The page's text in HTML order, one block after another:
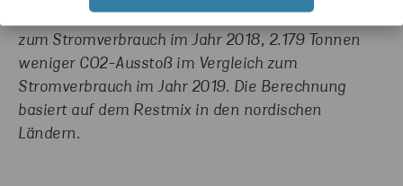
*2.369 Tonnen weniger CO2-Ausstoß im Vergleich
zum Stromverbrauch im Jahr 2018, 2.179 Tonnen
weniger CO2-Ausstoß im Vergleich zum
Stromverbrauch im Jahr 2019. Die Berechnung
basiert auf dem Restmix in den nordischen
Ländern.